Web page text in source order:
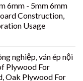
6mm - 5mm 6mm
Construction,
Usage
nghiệp, ván ép nội
Plywood For
Oak Plywood For